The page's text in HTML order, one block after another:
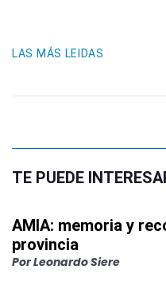
LAS MÁS LEIDAS
TE PUEDE
AMIA: memoria y
provincia
PorLeonardo Siere